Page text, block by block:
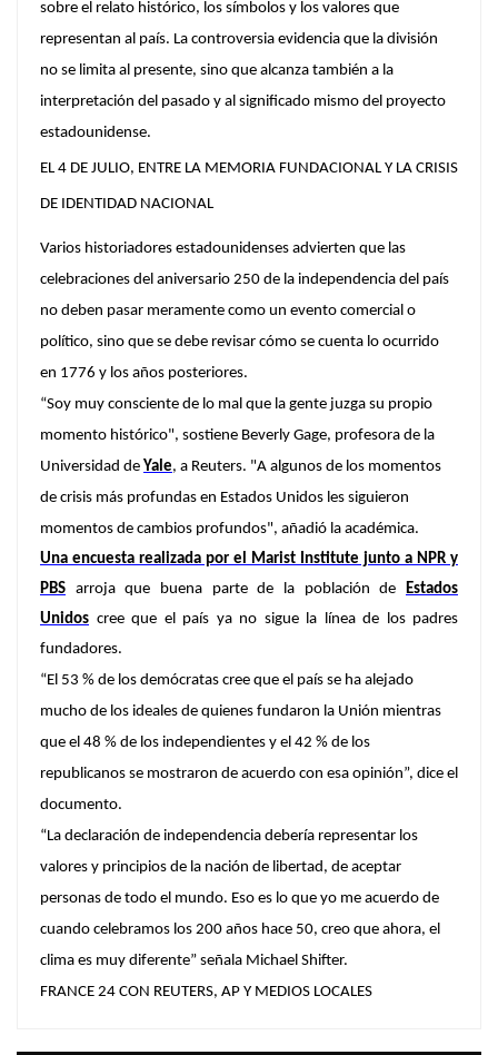
sobre el relato histórico, los símbolos y los valores que
representan al país. La controversia evidencia que la división
no se limita al presente, sino que alcanza también a la
interpretación del pasado y al significado mismo del proyecto
estadounidense.
EL 4 DE JULIO, ENTRE LA MEMORIA FUNDACIONAL Y LA CRISIS
DE IDENTIDAD NACIONAL
Varios historiadores estadounidenses advierten que las
celebraciones del aniversario 250 de la independencia del país
no deben pasar meramente como un evento comercial o
político, sino que se debe revisar cómo se cuenta lo ocurrido
en 1776 y los años posteriores.
“Soy muy consciente de lo mal que la gente juzga su propio
momento histórico", sostiene Beverly Gage, profesora de la
Universidad de Yale, a Reuters. "A algunos de los momentos
de crisis más profundas en Estados Unidos les siguieron
momentos de cambios profundos", añadió la académica.
Una encuesta realizada por el Marist Institute junto a NPR y
PBS arroja que buena parte de la población de Estados
Unidos cree que el país ya no sigue la línea de los padres
fundadores.
“El 53 % de los demócratas cree que el país se ha alejado
mucho de los ideales de quienes fundaron la Unión mientras
que el 48 % de los independientes y el 42 % de los
republicanos se mostraron de acuerdo con esa opinión”, dice el
documento.
“La declaración de independencia debería representar los
valores y principios de la nación de libertad, de aceptar
personas de todo el mundo. Eso es lo que yo me acuerdo de
cuando celebramos los 200 años hace 50, creo que ahora, el
clima es muy diferente” señala Michael Shifter.
FRANCE 24 CON REUTERS, AP Y MEDIOS LOCALES